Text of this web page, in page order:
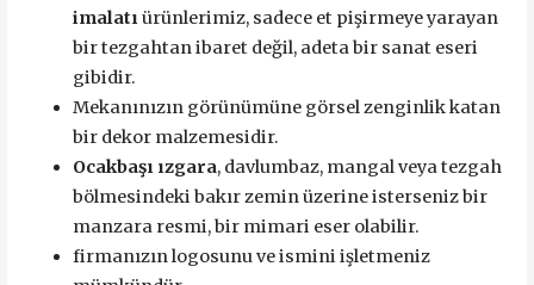
imalatıürünlerimiz, sadece et pişirmeye yarayan
bir tezgahtan ibaret değil, adeta bir sanat eseri
gibidir.
Mekanınızın görünümüne görsel zenginlik katan
bir dekor malzemesidir.
Ocakbaşı ızgara, davlumbaz, mangal veya tezgah
bölmesindeki bakır zemin üzerine isterseniz bir
manzara resmi, bir mimari eser olabilir.
firmanızın logosunu ve ismini işletmeniz